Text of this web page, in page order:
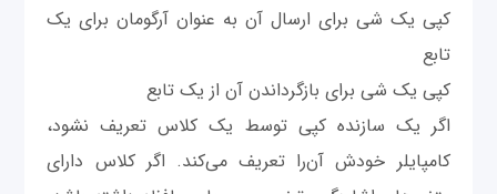
کپی یک شی برای ارسال آن به عنوان آرگومان برای یک
تابع
کپی یک شی برای بازگرداندن آن از یک تابع
اگر یک سازنده کپی توسط یک کلاس تعریف نشود،
کامپایلر خودش آن‌‌را تعریف می‌کند. اگر کلاس دارای